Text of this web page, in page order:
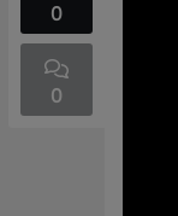
0
0